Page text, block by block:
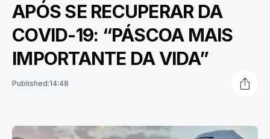
APÓS SE RECUPERAR DA
COVID-19: “PÁSCOA MAIS
IMPORTANTE DA VIDA”
Published:14:48